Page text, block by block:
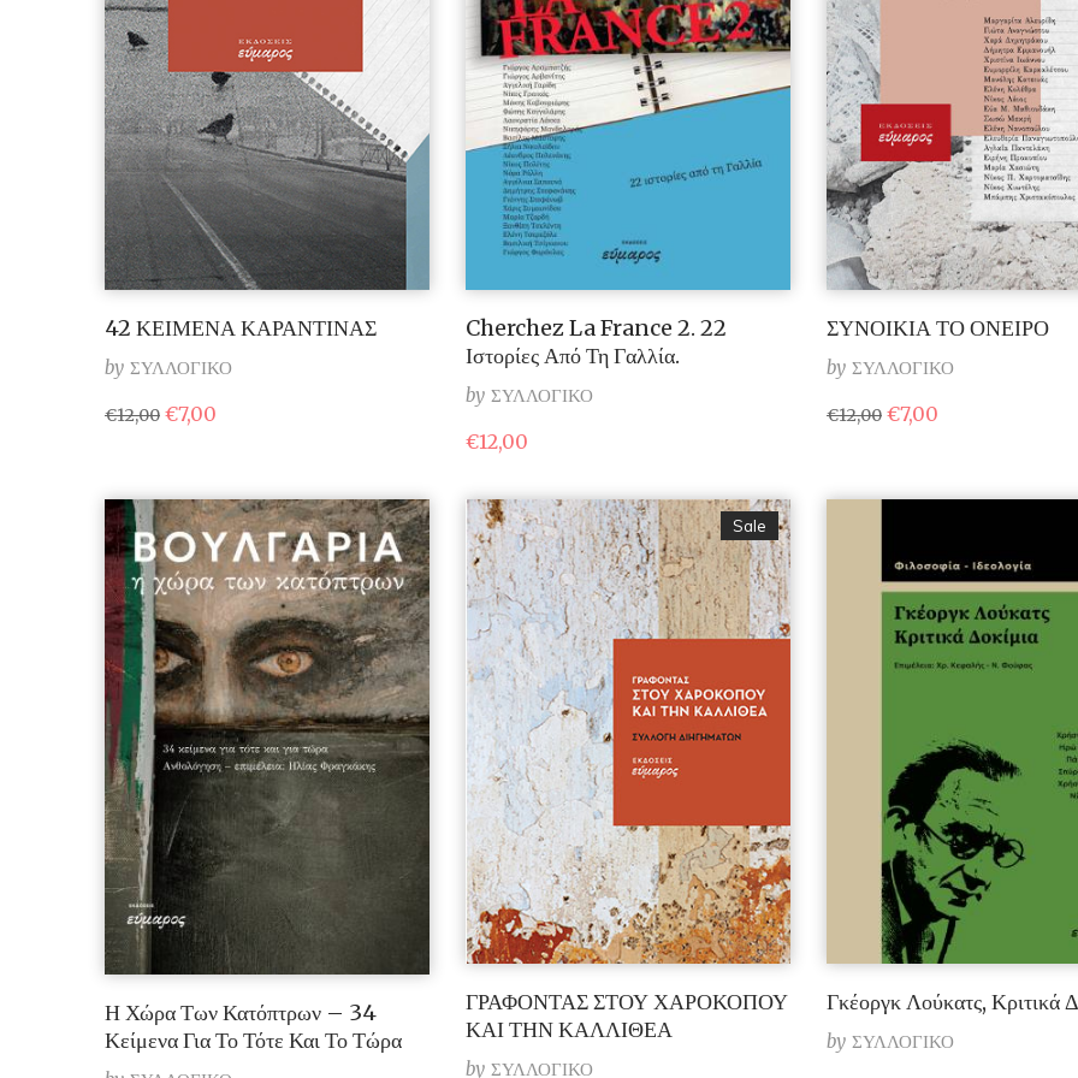
42 ΚΕΙΜΕΝΑ ΚΑΡΑΝΤΙΝΑΣ
by ΣΥΛΛΟΓΙΚΟ
€12,00 Original
price
€7,00
Cherchez La France 2. 22
Ιστορίες Από Τη Γαλλία.
by ΣΥΛΛΟΓΙΚΟ
€12,00
ΣΥΝΟΙΚΙΑ ΤΟ ΟΝΕΙΡΟ
by ΣΥΛΛΟΓΙΚΟ
€12,00 Original
price
€7,00
Η Χώρα Των Κατόπτρων – 34
Κείμενα Για Το Τότε Και Το Τώρα
Sale
ΓΡΑΦΟΝΤΑΣ ΣΤΟΥ ΧΑΡΟΚΟΠΟΥ
ΚΑΙ ΤΗΝ ΚΑΛΛΙΘΕΑ
by ΣΥΛΛΟΓΙΚΟ
Γκέοργκ Λούκατς, Κριτικά
by ΣΥΛΛΟΓΙΚΟ